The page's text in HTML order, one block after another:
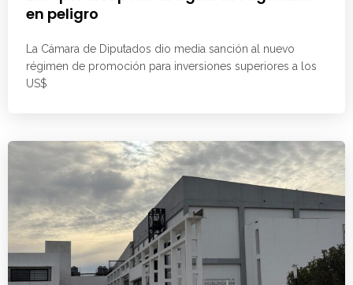
en peligro
La Cámara de Diputados dio media sanción al nuevo
régimen de promoción para inversiones superiores a los
US$